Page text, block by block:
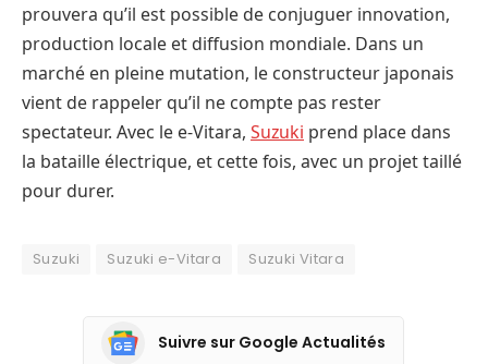
prouvera qu’il est possible de conjuguer innovation,
production locale et diffusion mondiale. Dans un
marché en pleine mutation, le constructeur japonais
vient de rappeler qu’il ne compte pas rester
spectateur. Avec le e-Vitara, Suzuki prend place dans
la bataille électrique, et cette fois, avec un projet taillé
pour durer.
Suzuki Suzuki e-Vitara Suzuki Vitara
Suivre sur Google Actualités